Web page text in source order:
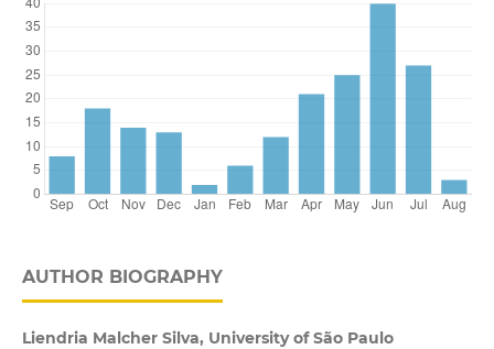
AUTHOR BIOGRAPHY
Liendria Malcher Silva, University of São Paulo